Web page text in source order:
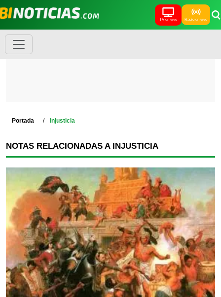
TV en vivo Radio en vivo
Portada Injusticia
NOTAS RELACIONADAS A INJUSTICIA